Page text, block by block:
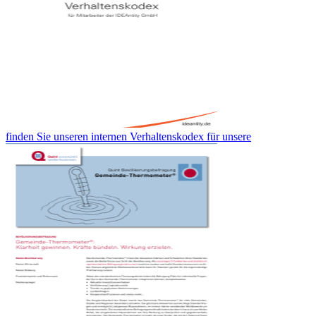
finden Sie unseren internen Verhaltenskodex für unsere